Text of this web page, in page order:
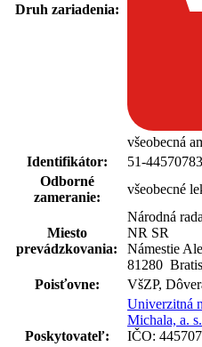
Druh zariadenia:
všeobecná
Identifikátor:
51-
Odborné
zameranie:
všeobecné
Miesto
prevádzkovania:
Národná
NR SR
Námestie
81280
Poisťovne:
VšZP,
Poskytovateľ:
Univerzitná
Michala, a. s.
IČO: